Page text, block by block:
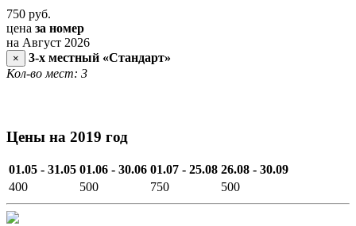
750 руб.
цена за номер
на Август 2026
×
3-х местный «Стандарт»
Кол-во мест: 3
Цены на 2019 год
01.05 - 31.05 01.06 - 30.06 01.07 - 25.08 26.08 - 30.09
400
500 750 500